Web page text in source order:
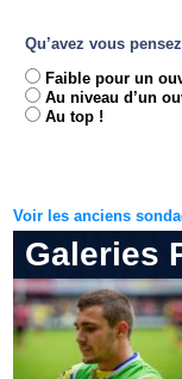
Qu’avez vous
Faible pour un
Au niveau d’un
Au top !
Voir les anciens
Galeries